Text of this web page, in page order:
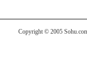
Copyright © 2005